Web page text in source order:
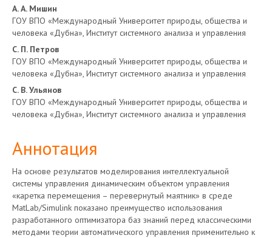
Основное
содержимое
статьи
А. А. Мишин
ГОУ ВПО «Международный Университет природы, общества и
человека «Дубна», Институт системного анализа и управления
С. П. Петров
ГОУ ВПО «Международный Университет природы, общества и
человека «Дубна», Институт системного анализа и управления
С. В. Ульянов
ГОУ ВПО «Международный Университет природы, общества и
человека «Дубна», Институт системного анализа и управления
Аннотация
На основе результатов моделирования интеллектуальной
системы управления динамическим объектом управления
«каретка перемещения – перевернутый маятник» в среде
MatLab/Simulink показано преимущество использования
разработанного оптимизатора баз знаний перед классическими
методами теории автоматического управления применительно к